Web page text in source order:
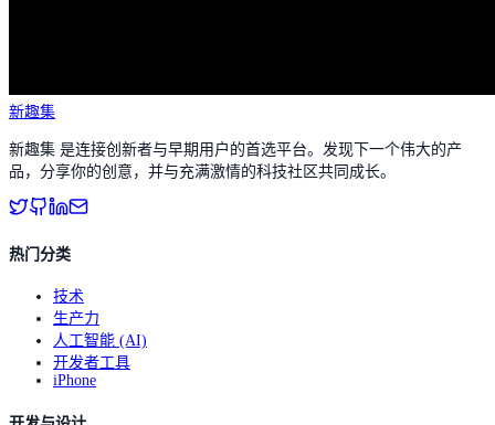
新趣集
新趣集 是连接创新者与早期用户的首选平台。发现下一个伟大的产
品，分享你的创意，并与充满激情的科技社区共同成长。
热门分类
技术
生产力
人工智能 (AI)
开发者工具
iPhone